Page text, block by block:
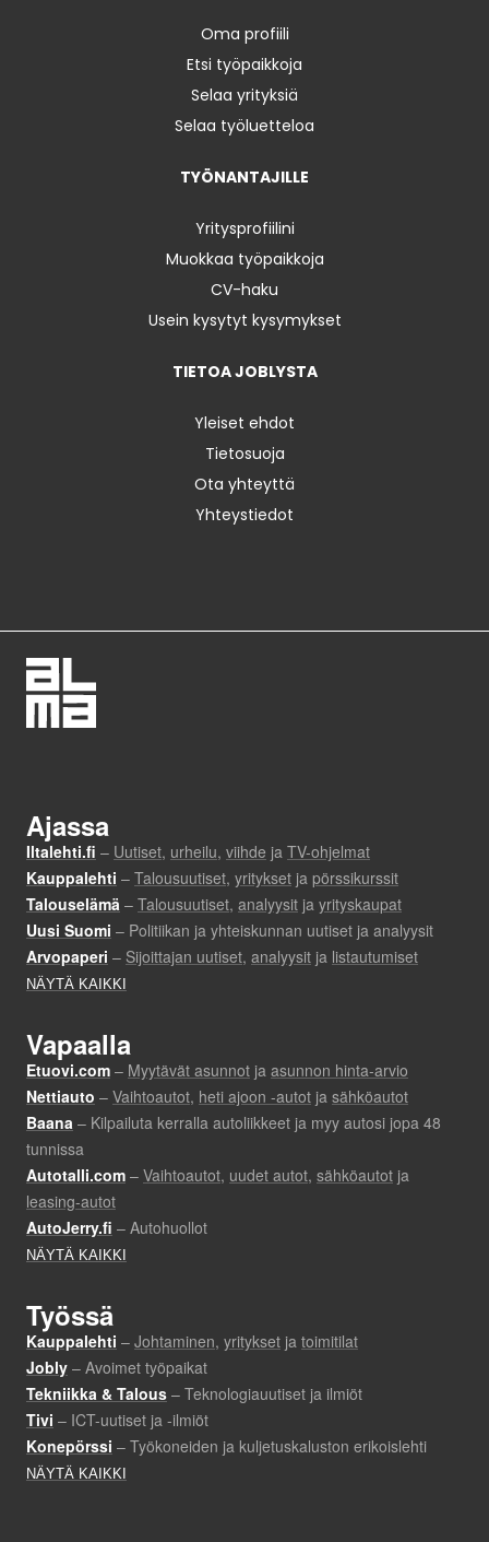
Oma profiili
Etsi työpaikkoja
Selaa yrityksiä
Selaa työluetteloa
TYÖNANTAJILLE
Yritysprofiilini
Muokkaa työpaikkoja
CV-haku
Usein kysytyt kysymykset
TIETOA JOBLYSTA
Yleiset ehdot
Tietosuoja
Ota yhteyttä
Yhteystiedot